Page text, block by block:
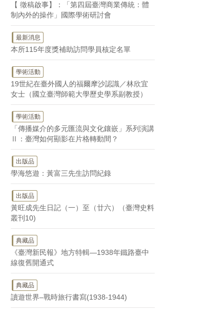
【 徵稿啟事】：「第四屆臺灣商業傳統：體
制內外的操作」國際學術研討會
最新消息
本所115年度獎補助訪問學員核定名單
學術活動
19世紀在臺外國人的福爾摩沙認識／林欣宜
女士（國立臺灣師範大學歷史學系副教授）
學術活動
「傳播媒介的多元匯流與文化鑲嵌」系列演講
Ⅱ：臺灣如何顯影在片格轉動間？
出版品
學海悠遊：黃富三先生訪問紀錄
出版品
黃旺成先生日記（一）至（廿六）（臺灣史料
叢刊10)
典藏品
《臺灣新民報》地方特輯—1938年鐵路臺中
線復舊開通式
典藏品
讀遊世界–戰時旅行書寫(1938-1944)